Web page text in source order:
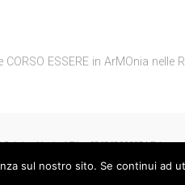
CORSO ESSERE in ArMOnia nelle
Venier | P.Iva 02696800305 |Privacy
sul nostro sito. Se continui ad